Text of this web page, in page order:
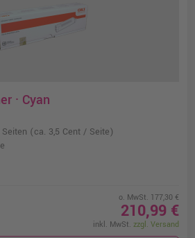
· Cyan
(ca. 3,5 Cent / Seite)
o. MwSt. 177,30 €
210,99 €
inkl. MwSt. zzgl. Versand